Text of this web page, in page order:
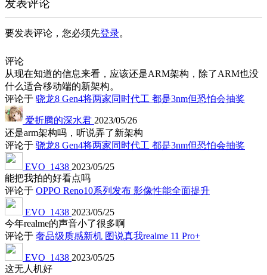
发表评论
要发表评论，您必须先登录。
评论
从现在知道的信息来看，应该还是ARM架构，除了ARM也没
什么适合移动端的新架构。
评论于 骁龙8 Gen4将两家同时代工 都是3nm但恐怕会抽奖
爱折腾的深水君 2023/05/26
还是arm架构吗，听说弄了新架构
评论于 骁龙8 Gen4将两家同时代工 都是3nm但恐怕会抽奖
EVO_1438 2023/05/25
能把我拍的好看点吗
评论于 OPPO Reno10系列发布 影像性能全面提升
EVO_1438 2023/05/25
今年realme的声音小了很多啊
评论于 奢品级质感新机 图说真我realme 11 Pro+
EVO_1438 2023/05/25
这无人机好